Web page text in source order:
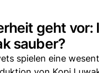
geht vor:
sauber?
spielen eine